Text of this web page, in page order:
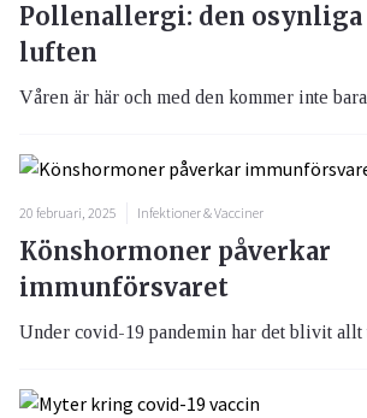
Pollenallergi: den
luften
Våren är här och med den kommer inte
20 februari, 2025 Infektioner & Vacciner
Könshormoner påverkar
immunförsvaret
Under covid-19 pandemin har det blivit allt